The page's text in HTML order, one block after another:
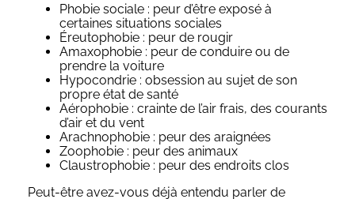
Phobie sociale : peur d’être exposé à
certaines situations sociales
Éreutophobie : peur de rougir
Amaxophobie : peur de conduire ou de
prendre la voiture
Hypocondrie : obsession au sujet de son
propre état de santé
Aérophobie : crainte de l’air frais, des courants
d’air et du vent
Arachnophobie : peur des araignées
Zoophobie : peur des animaux
Claustrophobie : peur des endroits clos
Peut-être avez-vous déjà entendu parler de